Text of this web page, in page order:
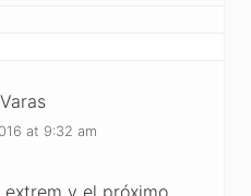
at 9:32 am
y el próximo